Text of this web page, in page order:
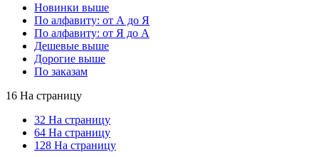
Новинки выше
По алфавиту: от А до Я
По алфавиту: от Я до А
Дешевые выше
Дорогие выше
По заказам
16 На страницу
32 На страницу
64 На страницу
128 На страницу